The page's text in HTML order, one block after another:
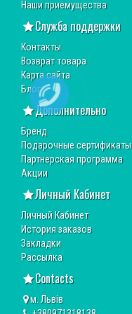
Наши приемущества
Служба поддержки
Контакты
Возврат товара
Карта сайта
Блог
Дополнительно
Бренд
Подарочные сертификаты
Партнерская программа
Акции
Личный Кабинет
Личный Кабинет
История заказов
Закладки
Рассылка
Contacts
м. Львів